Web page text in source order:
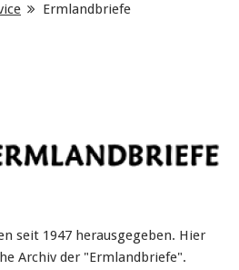
Ermlandbriefe
seit 1947 herausgegeben. Hier
Archiv der "Ermlandbriefe".